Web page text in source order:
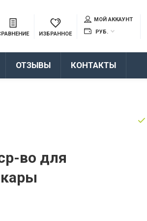
ИЗБРАННОЕ
МОЙ АККАУНТ
РУБ.
ОТЗЫВЫ КОНТАКТЫ
во для